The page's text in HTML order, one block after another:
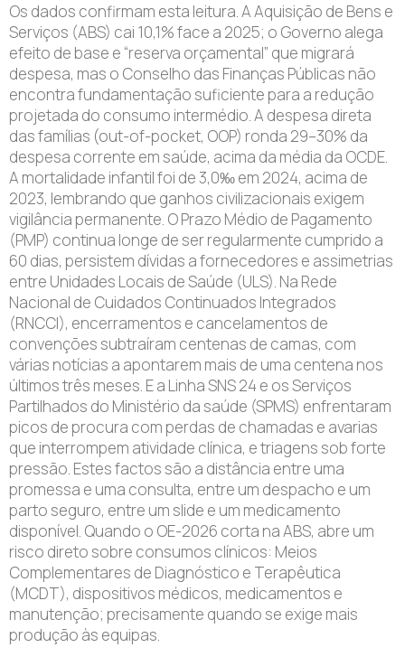
Os dados confirmam esta leitura. A Aquisição de Bens e
Serviços (ABS) cai 10,1% face a 2025; o Governo alega
efeito de base e “reserva orçamental” que migrará
despesa, mas o Conselho das Finanças Públicas não
encontra fundamentação suficiente para a redução
projetada do consumo intermédio. A despesa direta
das famílias (out-of-pocket, OOP) ronda 29–30% da
despesa corrente em saúde, acima da média da OCDE.
A mortalidade infantil foi de 3,0‰ em 2024, acima de
2023, lembrando que ganhos civilizacionais exigem
vigilância permanente. O Prazo Médio de Pagamento
(PMP) continua longe de ser regularmente cumprido a
60 dias, persistem dívidas a fornecedores e assimetrias
entre Unidades Locais de Saúde (ULS). Na Rede
Nacional de Cuidados Continuados Integrados
(RNCCI), encerramentos e cancelamentos de
convenções subtraíram centenas de camas, com
várias notícias a apontarem mais de uma centena nos
últimos três meses. E a Linha SNS 24 e os Serviços
Partilhados do Ministério da saúde (SPMS) enfrentaram
picos de procura com perdas de chamadas e avarias
que interrompem atividade clínica, e triagens sob forte
pressão. Estes factos são a distância entre uma
promessa e uma consulta, entre um despacho e um
parto seguro, entre um slide e um medicamento
disponível. Quando o OE-2026 corta na ABS, abre um
risco direto sobre consumos clínicos: Meios
Complementares de Diagnóstico e Terapêutica
(MCDT), dispositivos médicos, medicamentos e
manutenção; precisamente quando se exige mais
produção às equipas.